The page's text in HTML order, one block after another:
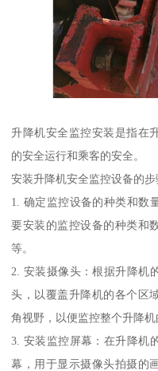
升降机安全监控安装是指在
的安全运行和乘客的安全。
安装升降机安全监控设备的步
1. 确定监控设备的种类和数
要安装的监控设备的种类和
等。
2. 安装摄像头：根据升降机
头，以覆盖升降机的各个区
角视野，以便监控整个升降机
3. 安装监控屏幕：在升降机
幕，用于显示摄像头拍摄的